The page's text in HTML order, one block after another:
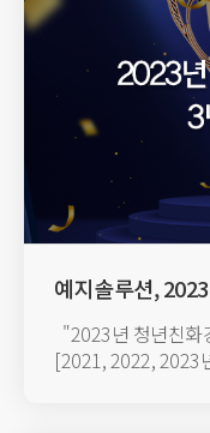
예지솔루션,
"2023년 청년친화
[2021, 2022, 2023